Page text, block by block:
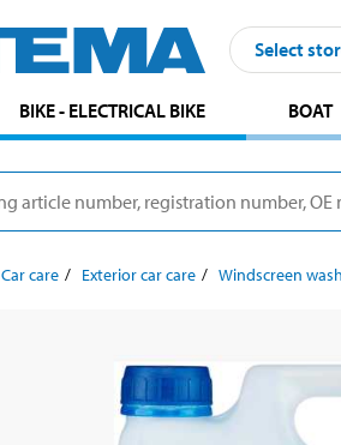
Select
BIKE - ELECTRICAL BIKE BOAT
Car care Exterior car care Windscreen